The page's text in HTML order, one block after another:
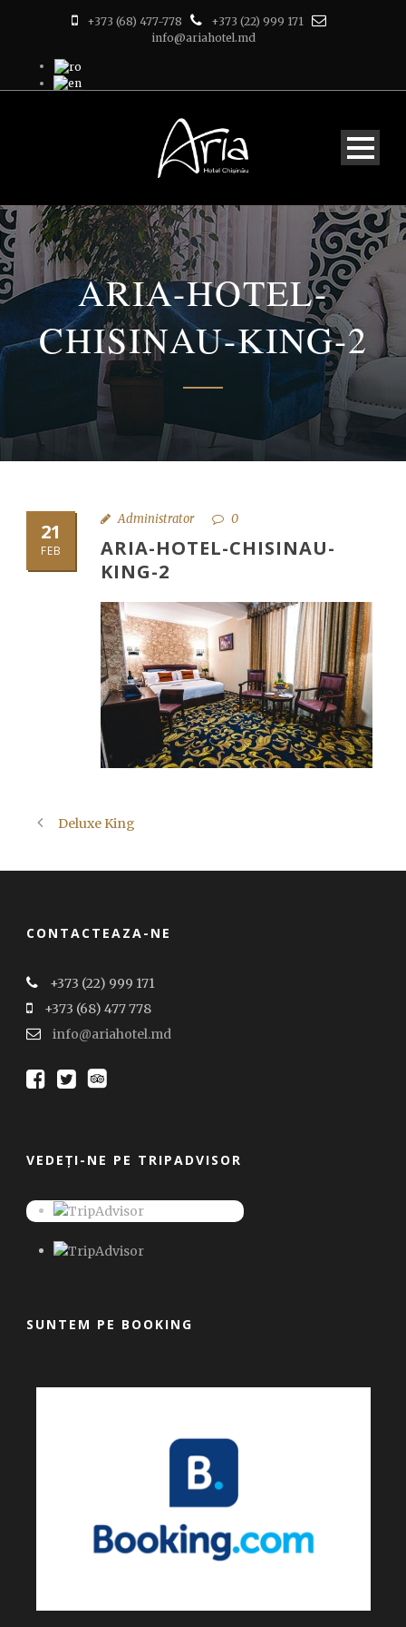
+373 (68) 477-778
+373 (22) 999 171
info@ariahotel.md
ARIA-HOTEL-
CHISINAU-KING-2
21
FEB
Administrator 0
ARIA-HOTEL-CHISINAU-
KING-2
Deluxe King
CONTACTEAZA-NE
+373 (22) 999 171
+373 (68) 477 778
info@ariahotel.md
VEDEȚI-NE PE TRIPADVISOR
SUNTEM PE BOOKING